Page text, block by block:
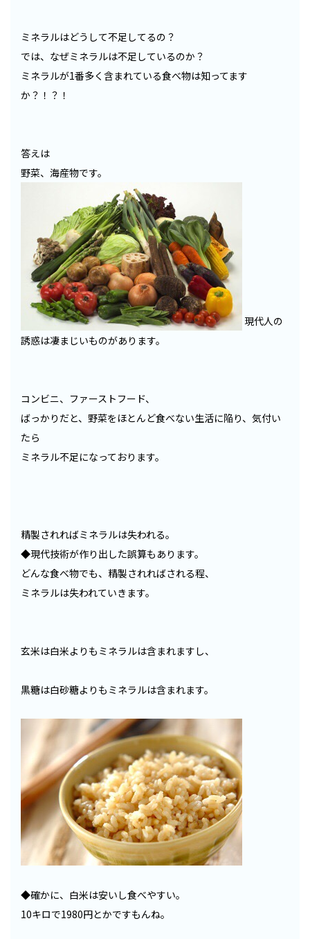
ミネラルはどうして不足してるの？
では、なぜミネラルは不足しているのか？
ミネラルが1番多く含まれている食べ物は知ってます
か？！？！
答えは
野菜、海産物です。
現代人の
誘惑は凄まじいものがあります。
コンビニ、ファーストフード、
ばっかりだと、野菜をほとんど食べない生活に陥り、気付い
たら
ミネラル不足になっております。
精製されればミネラルは失われる。
◆現代技術が作り出した誤算もあります。
どんな食べ物でも、精製されればされる程、
ミネラルは失われていきます。
玄米は白米よりもミネラルは含まれますし、
黒糖は白砂糖よりもミネラルは含まれます。
◆確かに、白米は安いし食べやすい。
10キロで1980円とかですもんね。